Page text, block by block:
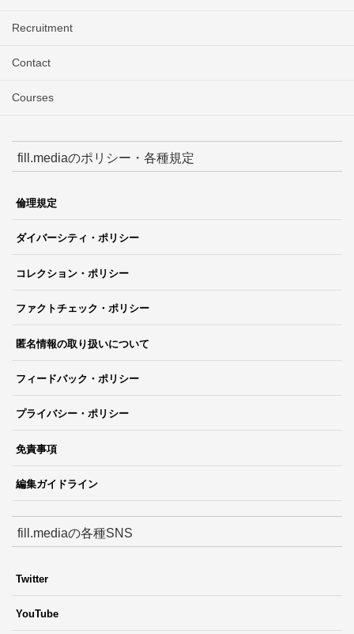
Recruitment
Contact
Courses
fill.mediaのポリシー・各種規定
倫理規定
ダイバーシティ・ポリシー
コレクション・ポリシー
ファクトチェック・ポリシー
匿名情報の取り扱いについて
フィードバック・ポリシー
プライバシー・ポリシー
免責事項
編集ガイドライン
fill.mediaの各種SNS
Twitter
YouTube